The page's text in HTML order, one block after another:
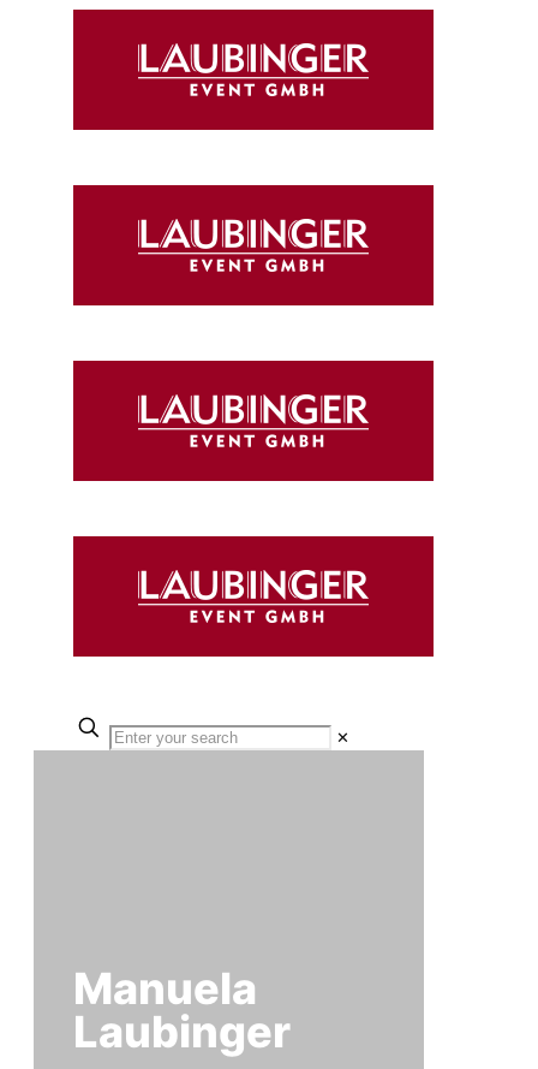
✕
Manuela
Laubinger